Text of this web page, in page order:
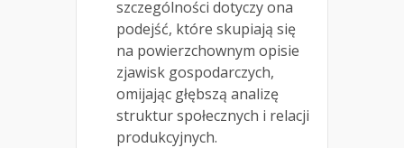
szczególności dotyczy ona
podejść, które skupiają się
na powierzchownym opisie
zjawisk gospodarczych,
omijając głębszą analizę
struktur społecznych i relacji
produkcyjnych.